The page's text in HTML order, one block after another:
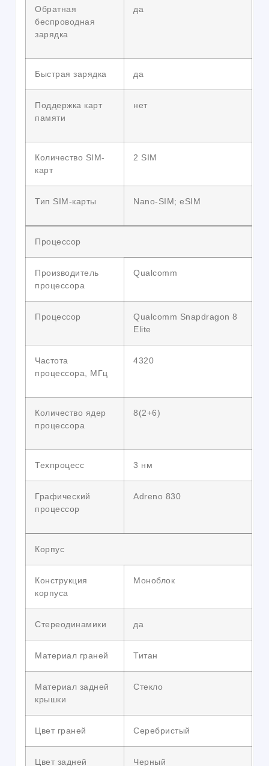
Обратная
беспроводная
зарядка
да
Быстрая зарядка да
Поддержка карт
памяти
нет
Количество SIM-
карт
2 SIM
Тип SIM-карты Nano-SIM; eSIM
Процессор
Производитель
процессора
Qualcomm
Процессор
Qualcomm Snapdragon 8
Elite
Частота
процессора, МГц
4320
Количество ядер
процессора
8(2+6)
Техпроцесс 3 нм
Графический
процессор
Adreno 830
Корпус
Конструкция
корпуса
Моноблок
Стереодинамики да
Материал граней Титан
Материал задней
крышки
Стекло
Цвет граней Серебристый
Цвет задней
Черный